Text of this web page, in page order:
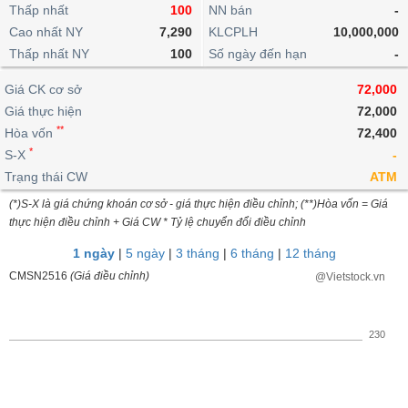
lỗ
dịch
nội
Niên
giám
Tài
liệu
cổ
Định
giá
ngoài
doanh
Top
cổ
phiếu
ngành
dịch
Chứng
quyền
quan
Thống
giao
dịch
Thống
giao
dịch
Tin
tức
Phân
tích
kỹ
thuật
trực
tuyến
Bộ
lọc
cổ
So
Vĩ
mô
lai
Chứng
quyền
Trái
phiếu
IR
Awards
tạo
Dịch
vụ
Thấp nhất
100
Cao nhất NY
7,290
Thấp nhất NY
100
NN bán
-
KLCPLH
10,000,000
Số ngày đến hạn
-
Giá CK cơ sở
72,000
Giá thực hiện
72,000
Hòa vốn **
72,400
S-X *
-
Trạng thái CW
ATM
(*)S-X là giá chứng khoán cơ sở - giá thực hiện điều chỉnh; (**)Hòa vốn = Giá
thực hiện điều chỉnh + Giá CW * Tỷ lệ chuyển đổi điều chỉnh
1 ngày| 5 ngày| 3 tháng | 6 tháng | 12 tháng
CMSN2516 (Giá điều chỉnh) @Vietstock.vn
230
BẤT
ĐỘNG
SẢN
TÀI
CHÍNH
HÀNG